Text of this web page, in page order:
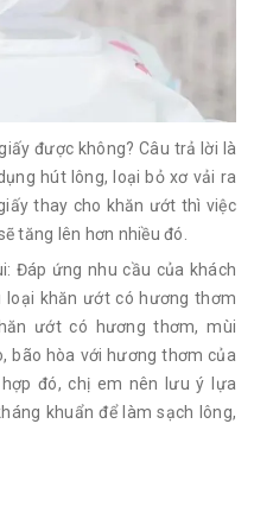
được không? Câu trả lời là
hút lông, loại bỏ xơ vải ra
thay cho khăn ướt thì việc
tăng lên hơn nhiều đó.
Đáp ứng nhu cầu của khách
loại khăn ướt có hương thơm
ướt có hương thơm, mùi
bão hòa với hương thơm của
đó, chị em nên lưu ý lựa
khuẩn để làm sạch lông,